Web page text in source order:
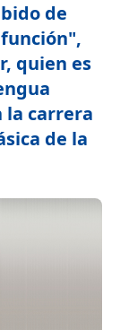
de
quien es
la carrera
de la